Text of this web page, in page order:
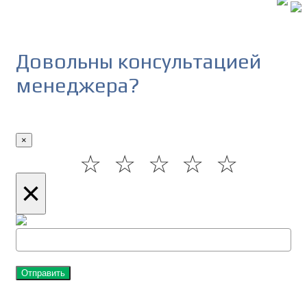
Довольны консультацией
менеджера?
×
☆
☆
☆
☆
☆
×
Отправить